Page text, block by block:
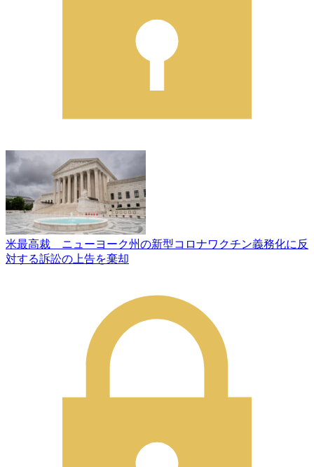
米最高裁 ニューヨーク州の新型コロナワクチン義務化に反
対する訴訟の上告を棄却